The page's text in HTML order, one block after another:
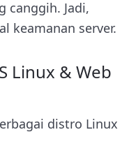
canggih. Jadi,
keamanan server.
Linux & Web
distro Linux